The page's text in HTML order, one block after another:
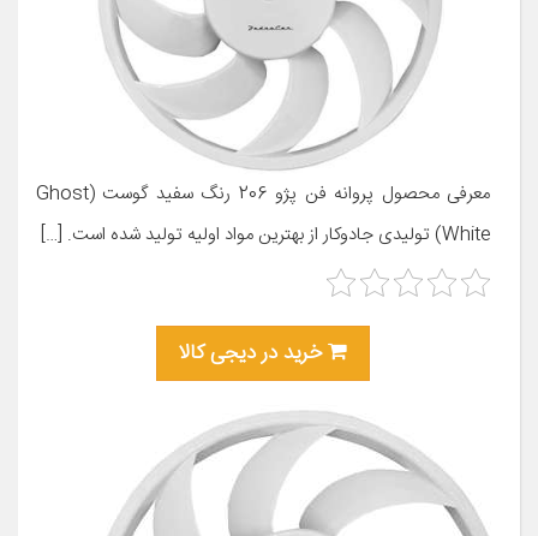
معرفی محصول پروانه فن پژو 206 رنگ سفید گوست (Ghost
White) تولیدی جادوکار از بهترین مواد اولیه تولید شده است. […]
خرید در دیجی کالا